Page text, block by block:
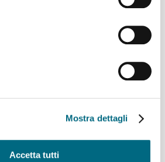
Mostra dettagli
Accetta tutti
e rinnovi, per evitare le attese di
formula flessibile
un progetto Amt per il
salita e la discesa dai bus, ha